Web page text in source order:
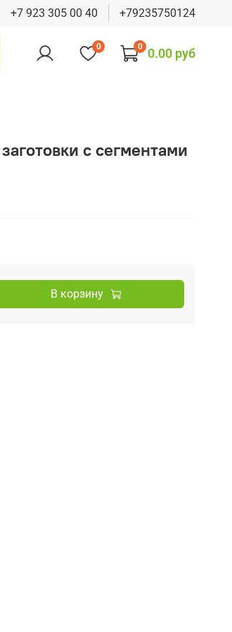
+7 923 305 00 40 +79235750124
0 0 0.00 руб
с сегментами
В корзину